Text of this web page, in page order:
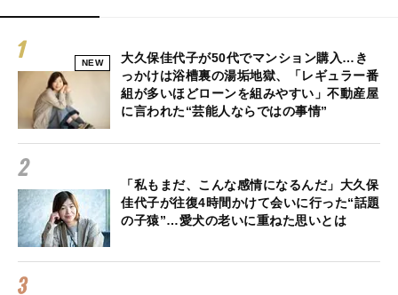
NEW
大久保佳代子が50代でマンション購入…き
っかけは浴槽裏の湯垢地獄、「レギュラー番
組が多いほどローンを組みやすい」不動産屋
に言われた“芸能人ならではの事情”
「私もまだ、こんな感情になるんだ」大久保
佳代子が往復4時間かけて会いに行った“話題
の子猿”…愛犬の老いに重ねた思いとは